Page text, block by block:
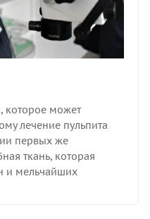
которое может
лечение пульпита
первых же
ткань, которая
и мельчайших